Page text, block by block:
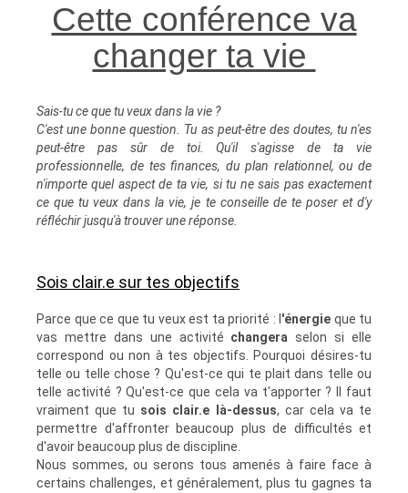
Cette conférence va
changer ta vie
Sais-tu ce que tu veux dans la vie ?
C'est une bonne question. Tu as peut-être des doutes, tu n'es
peut-être pas sûr de toi. Qu'il s'agisse de ta vie
professionnelle, de tes finances, du plan relationnel, ou de
n'importe quel aspect de ta vie, si tu ne sais pas exactement
ce que tu veux dans la vie, je te conseille de te poser et d'y
réfléchir jusqu'à trouver une réponse.
Sois clair.e sur tes objectifs
Parce que ce que tu veux est ta priorité : l 'énergie que tu
vas mettre dans une activité changera selon si elle
correspond ou non à tes objectifs. Pourquoi désires-tu
telle ou telle chose ? Qu'est-ce qui te plait dans telle ou
telle activité ? Qu'est-ce que cela va t'apporter ? Il faut
vraiment que tu sois clair.e là-dessus, car cela va te
permettre d'affronter beaucoup plus de difficultés et
d'avoir beaucoup plus de discipline.
Nous sommes, ou serons tous amenés à faire face à
certains challenges, et généralement, plus tu gagnes ta